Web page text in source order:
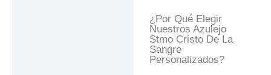
¿Por Qué Elegir
Nuestros Azulejo
Stmo Cristo De La
Sangre
Personalizados?